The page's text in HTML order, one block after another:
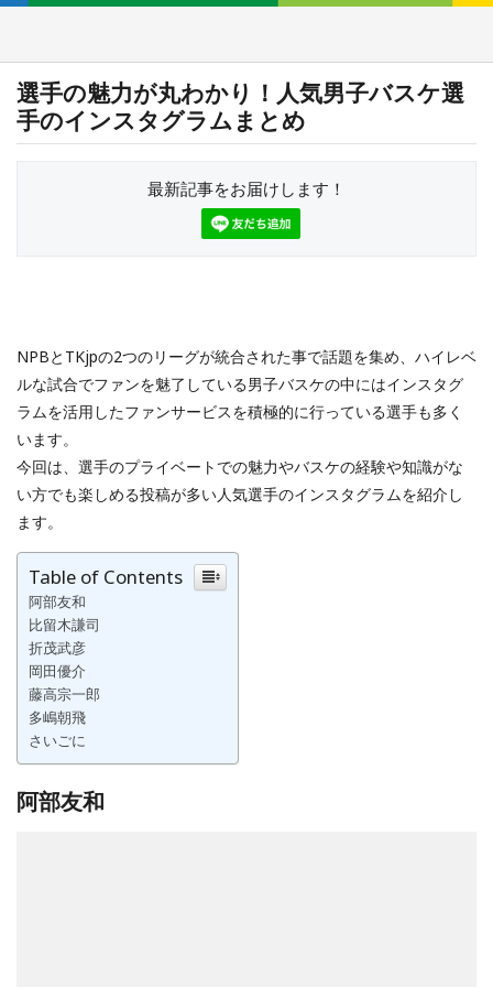
選手の魅力が丸わかり！人気男子バスケ選
手のインスタグラムまとめ
最新記事をお届けします！
NPBとTKjpの2つのリーグが統合された事で話題を集め、ハイレベ
ルな試合でファンを魅了している男子バスケの中にはインスタグ
ラムを活用したファンサービスを積極的に行っている選手も多く
います。
今回は、選手のプライベートでの魅力やバスケの経験や知識がな
い方でも楽しめる投稿が多い人気選手のインスタグラムを紹介し
ます。
Table of Contents
阿部友和
比留木謙司
折茂武彦
岡田優介
藤高宗一郎
多嶋朝飛
さいごに
阿部友和